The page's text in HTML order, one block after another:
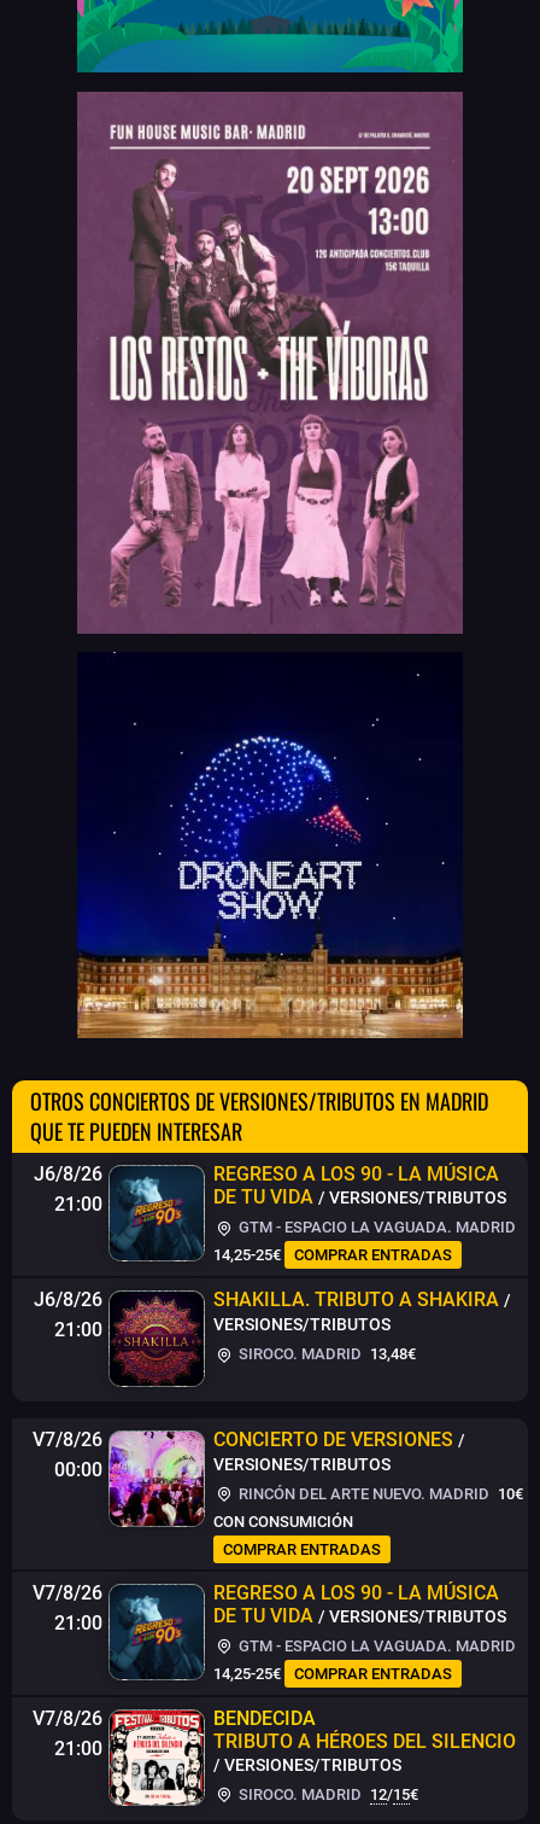
OTROS CONCIERTOS DE VERSIONES/TRIBUTOS EN MADRID
QUE TE PUEDEN INTERESAR
J6/8/26
21:00
REGRESO A LOS 90 - LA MÚSICA
DE TU VIDA / VERSIONES/TRIBUTOS
GTM - ESPACIO LA VAGUADA. MADRID
14,25-25€
COMPRAR ENTRADAS
J6/8/26
21:00
SHAKILLA. TRIBUTO A SHAKIRA /
VERSIONES/TRIBUTOS
SIROCO. MADRID 13,48€
V7/8/26
00:00
CONCIERTO DE VERSIONES /
VERSIONES/TRIBUTOS
RINCÓN DEL ARTE NUEVO. MADRID 10€
CON CONSUMICIÓN
COMPRAR ENTRADAS
V7/8/26
21:00
REGRESO A LOS 90 - LA MÚSICA
DE TU VIDA / VERSIONES/TRIBUTOS
GTM - ESPACIO LA VAGUADA. MADRID
14,25-25€
COMPRAR ENTRADAS
V7/8/26
21:00
BENDECIDA
TRIBUTO A HÉROES DEL SILENCIO
/ VERSIONES/TRIBUTOS
SIROCO. MADRID 12/15€